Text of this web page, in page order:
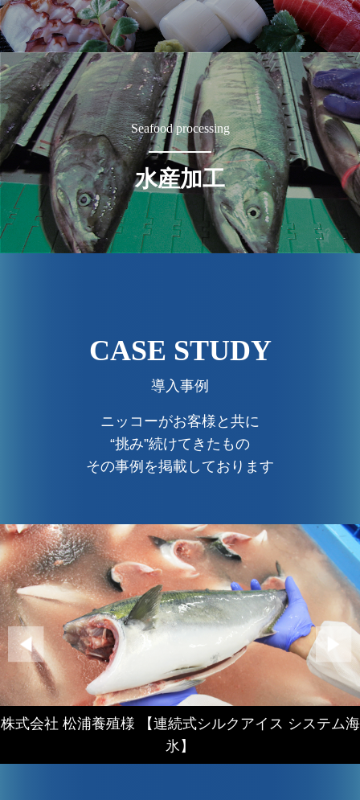
Seafood processing
水産加工
CASE STUDY
導入事例
ニッコーがお客様と共に
“挑み”続けてきたもの
その事例を掲載しております
株式会社 松浦養殖様 【連続式シルクアイス システム海
氷】